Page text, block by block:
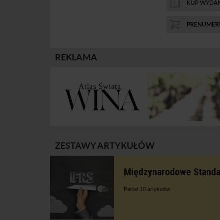
finansowym po
minus oraz
KUP
uczestniczyć...
REKLAMA
ZESTAWY ARTYKUŁÓW
Międzynarodowe
Pakiet 10 artykułów